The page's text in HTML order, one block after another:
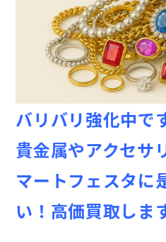
バリバリ強化中で
貴金属やアクセサ
マートフェスタに
い！高価買取しま